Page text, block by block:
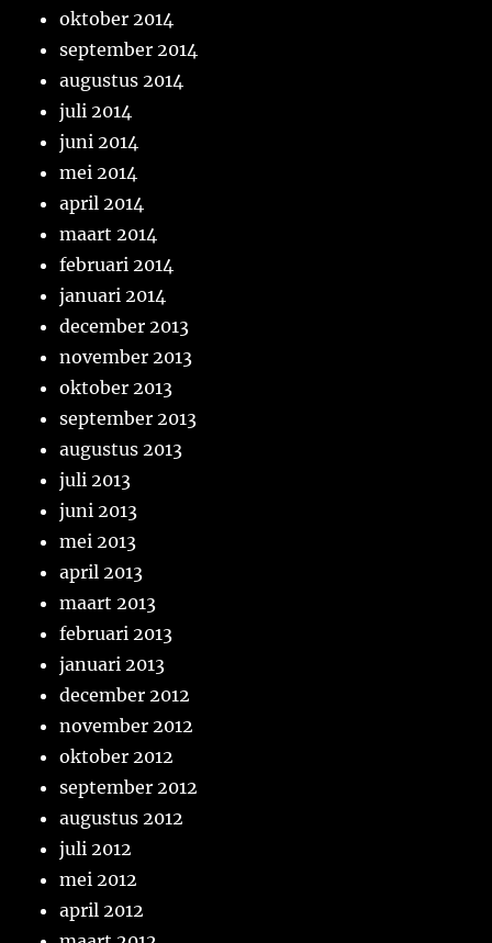
oktober 2014
september 2014
augustus 2014
juli 2014
juni 2014
mei 2014
april 2014
maart 2014
februari 2014
januari 2014
december 2013
november 2013
oktober 2013
september 2013
augustus 2013
juli 2013
juni 2013
mei 2013
april 2013
maart 2013
februari 2013
januari 2013
december 2012
november 2012
oktober 2012
september 2012
augustus 2012
juli 2012
mei 2012
april 2012